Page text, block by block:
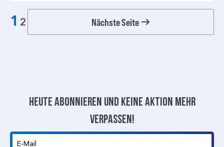
1 2 Nächste Seite
Heute abonnieren und keine aktion mehr
verpassen!